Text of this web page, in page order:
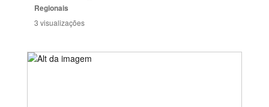
Regionais
3 visualizações